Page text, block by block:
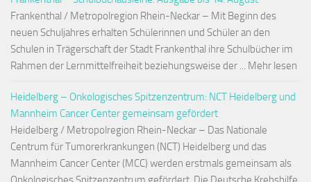
Frankenthal / Metropolregion Rhein-Neckar – Mit Beginn des
neuen Schuljahres erhalten Schülerinnen und Schüler an den
Schulen in Trägerschaft der Stadt Frankenthal ihre Schulbücher im
Rahmen der Lernmittelfreiheit beziehungsweise der ... Mehr lesen
Heidelberg – Onkologisches Spitzenzentrum: NCT Heidelberg und
Mannheim Cancer Center gemeinsam gefördert
Heidelberg / Metropolregion Rhein-Neckar – Das Nationale
Centrum für Tumorerkrankungen (NCT) Heidelberg und das
Mannheim Cancer Center (MCC) werden erstmals gemeinsam als